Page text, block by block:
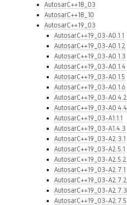
AutosarC++18_03
AutosarC++18_10
AutosarC++19_03
AutosarC++19_03-A0.1.1
AutosarC++19_03-A0.1.2
AutosarC++19_03-A0.1.3
AutosarC++19_03-A0.1.4
AutosarC++19_03-A0.1.5
AutosarC++19_03-A0.1.6
AutosarC++19_03-A0.4.2
AutosarC++19_03-A0.4.4
AutosarC++19_03-A1.1.1
AutosarC++19_03-A1.4.3
AutosarC++19_03-A2.3.1
AutosarC++19_03-A2.5.1
AutosarC++19_03-A2.5.2
AutosarC++19_03-A2.7.1
AutosarC++19_03-A2.7.2
AutosarC++19_03-A2.7.3
AutosarC++19_03-A2.7.5